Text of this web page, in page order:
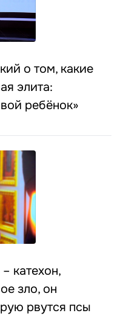
о том, какие
элита:
ребёнок»
катехон,
зло, он
рвутся псы